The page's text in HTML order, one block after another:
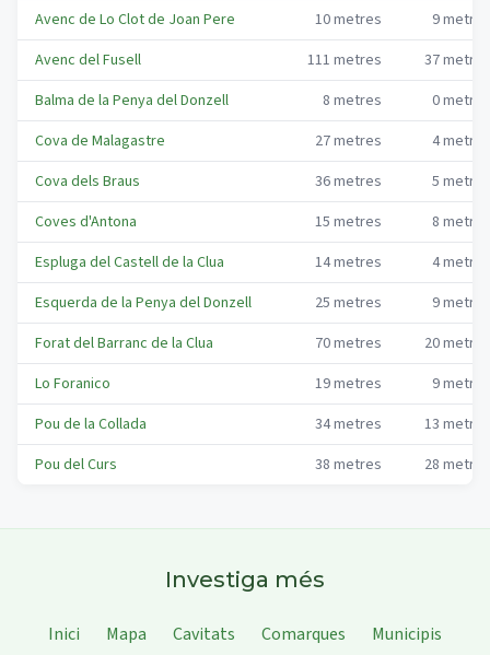
Avenc de Lo Clot de Joan Pere 10metres 9metres
Avenc del Fusell
111 metres 37metres
Balma de la Penya del Donzell
8 metres 0metres
Cova de Malagastre
27metres 4metres
Cova dels Braus
36metres 5 metres
Coves d'Antona
15 metres 8 metres
Espluga del Castell de la Clua
14metres 4metres
Esquerda de la Penya del Donzell
25 metres 9metres
Forat del Barranc de la Clua
70metres 20metres
Lo Foranico
19metres 9metres
Pou de la Collada
34metres 13 metres
Pou del Curs
38 metres 28 metres
Investiga més
Inici Mapa Cavitats Comarques Municipis